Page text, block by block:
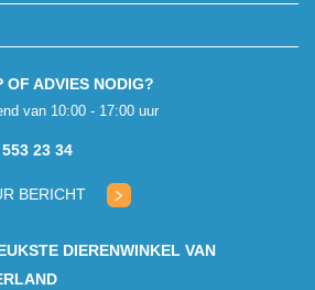
OF ADVIES NODIG?
van 10:00 - 17:00 uur
23 34
BERICHT
DIERENWINKEL VAN